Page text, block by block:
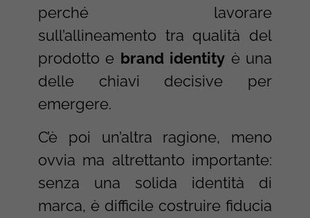
perché lavorare
sull’allineamento tra qualità del
prodotto e brand identityè una
delle chiavi decisive per
emergere.
C’è poi un’altra ragione, meno
ovvia ma altrettanto importante:
senza una solida identità di
marca, è difficile costruire fiducia